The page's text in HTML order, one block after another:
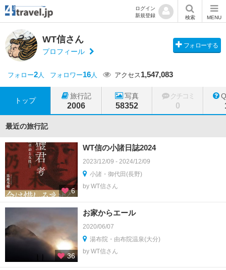
ログイン
新規登録
検索 MENU
WT信さん
プロフィール
フォローする
フォロー2人 フォロワー16人 アクセス1,547,083
トップ
旅行記
2006
写真
58352
クチコミ
0
最近の旅行記
6
WT信の小諸日誌2024
2023/12/09 - 2024/12/09
小諸・御代田(長野)
by WT信さん
36
お家からエール
2020/06/07
湯布院・由布院温泉(大分)
by WT信さん